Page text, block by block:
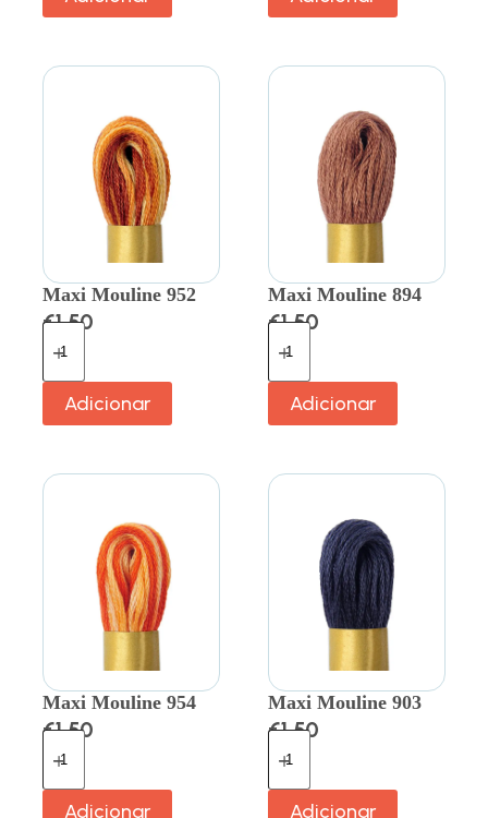
Maxi Mouline 952
€1.50
Adicionar
Maxi Mouline 894
€1.50
Adicionar
Maxi Mouline 954
€1.50
Adicionar
Maxi Mouline 903
€1.50
Adicionar